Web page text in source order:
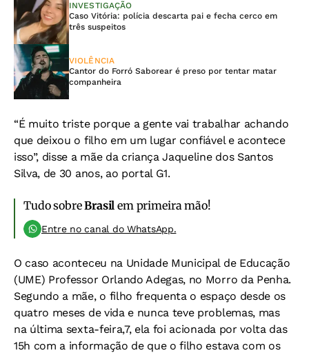
INVESTIGAÇÃO
Caso Vitória: polícia descarta pai e fecha cerco em
três suspeitos
VIOLÊNCIA
Cantor do Forró Saborear é preso por tentar matar
companheira
“É muito triste porque a gente vai trabalhar achando
que deixou o filho em um lugar confiável e acontece
isso”, disse a mãe da criança Jaqueline dos Santos
Silva, de 30 anos, ao portal G1.
Tudo sobreBrasil em primeira mão!
Entre no canal do WhatsApp.
O caso aconteceu na Unidade Municipal de Educação
(UME) Professor Orlando Adegas, no Morro da Penha.
Segundo a mãe, o filho frequenta o espaço desde os
quatro meses de vida e nunca teve problemas, mas
na última sexta-feira,7, ela foi acionada por volta das
15h com a informação de que o filho estava com os